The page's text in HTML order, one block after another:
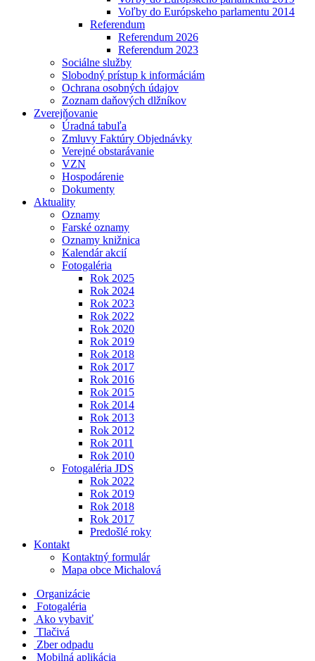
Voľby do Európskeho parlamentu 2014
Referendum
Referendum 2026
Referendum 2023
Sociálne služby
Slobodný prístup k informáciám
Ochrana osobných údajov
Zoznam daňových dlžníkov
Zverejňovanie
Úradná tabuľa
Zmluvy Faktúry Objednávky
Verejné obstarávanie
VZN
Hospodárenie
Dokumenty
Aktuality
Oznamy
Farské oznamy
Oznamy knižnica
Kalendár akcií
Fotogaléria
Rok 2025
Rok 2024
Rok 2023
Rok 2022
Rok 2020
Rok 2019
Rok 2018
Rok 2017
Rok 2016
Rok 2015
Rok 2014
Rok 2013
Rok 2012
Rok 2011
Rok 2010
Fotogaléria JDS
Rok 2022
Rok 2019
Rok 2018
Rok 2017
Predošlé roky
Kontakt
Kontaktný formulár
Mapa obce Michalová
Organizácie
Fotogaléria
Ako vybaviť
Tlačivá
Zber odpadu
Mobilná aplikácia